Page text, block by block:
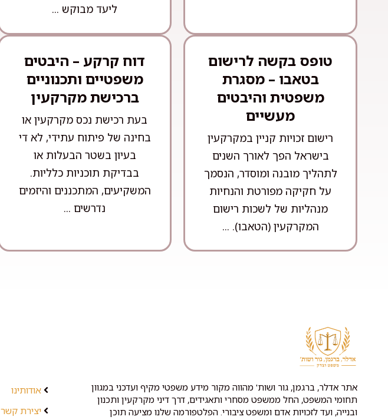
ליעד מבוקש ...
טופס בקשה לרישום
בטאבו – מסגרת
משפטית והיבטים
מעשיים
רישום זכויות קניין במקרקעין
בישראל הפך לאורך השנים
לתהליך מובנה ומוסדר, הנסמך
על חקיקה מפורטת והנחיות
מנהליות של לשכות רישום
המקרקעין (הטאבו). ...
דוח קרקע – היבטים
משפטיים ותכנוניים
ברכישת מקרקעין
בעת רכישת נכס מקרקעין או
בחינה של פיתוח עתידי, לא די
בעיון בשטר הבעלות או
בבדיקת תוכניות כלליות.
המשקיעים, המתכננים והיזמים
נדרשים ...
אתר אדלר, ברגמן, גור ושות' מהווה מקור מידע משפטי מקיף ועדכני במגוון
תחומי המשפט, החל ממשפט מסחרי ותאגידים, דרך דיני מקרקעין ותכנון
ובנייה, ועד לזכויות אדם ומשפט ציבורי. הפלטפורמה שלנו מציעה תוכן
אודותינו
יצירת קשר